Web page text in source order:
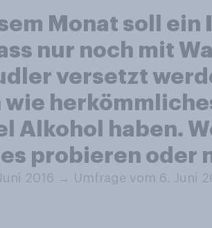
Monat soll
nur noch mit
versetzt
Alkohol haben.
probieren oder
2016 → Umfrage vom 6. Juni